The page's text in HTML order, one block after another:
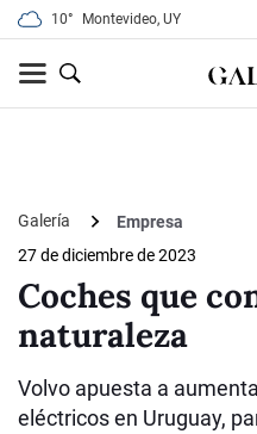
10° Montevideo, UY
Galería
Empresa
27 de diciembre de 2023
Coches que
naturaleza
Volvo apuesta a
eléctricos en Uruguay,